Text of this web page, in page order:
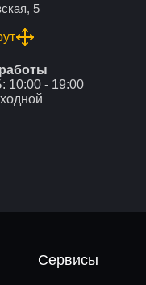
5
10:00 - 19:00
Сервисы